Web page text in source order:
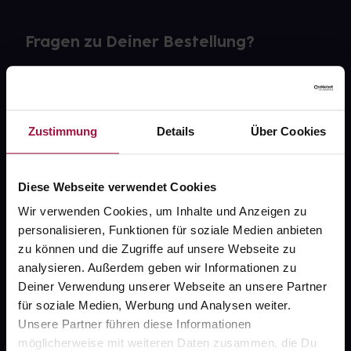
Zustimmung Details Über Cookies
Diese Webseite verwendet Cookies
Wir verwenden Cookies, um Inhalte und Anzeigen zu
personalisieren, Funktionen für soziale Medien anbieten
zu können und die Zugriffe auf unsere Webseite zu
analysieren. Außerdem geben wir Informationen zu
Deiner Verwendung unserer Webseite an unsere Partner
für soziale Medien, Werbung und Analysen weiter.
Unsere Partner führen diese Informationen
möglicherweise mit weiteren Daten zusammen, die Du
Fragen zu Deiner Bestellung?
gesund.de
Über uns
Karriere
Newsletter